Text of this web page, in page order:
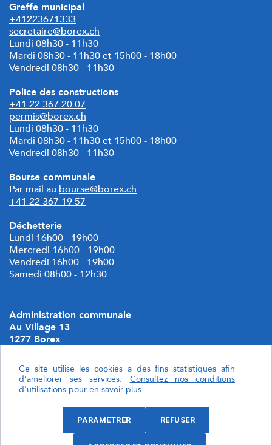
Greffe municipal
+41223671333
secretaire@borex.ch
Lundi 08h30 - 11h30
Mardi 08h30 - 11h30 et 15h00 - 18h00
Vendredi 08h30 - 11h30
Police des constructions
+41 22 367 20 07
permis@borex.ch
Lundi 08h30 - 11h30
Mardi 08h30 - 11h30 et 15h00 - 18h00
Vendredi 08h30 - 11h30
Bourse communale
Par mail au bourse@borex.ch
+41 22 367 19 57
Déchetterie
Lundi 16h00 - 19h00
Mercredi 16h00 - 19h00
Vendredi 16h00 - 19h00
Samedi 08h00 - 12h30
Administration communale
Au Village 13
1277 Borex
Geocommune
Localiser Borex
Politique de confidentialité
Paramétrer les cookies.
Ce site utilise les cookies a des fins statistiques afin
d’améliorer ses services. Consultez nos conditions
d'utilisations pour en savoir plus.
PARAMETRER REFUSER